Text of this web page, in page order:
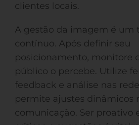
clientes locais.
A gestão da imagem é um
contínuo. Após definir seu
posicionamento, monitore
público o percebe. Utilize
feedback e análise nas
permite ajustes dinâmicos
comunicação. Ser proativo